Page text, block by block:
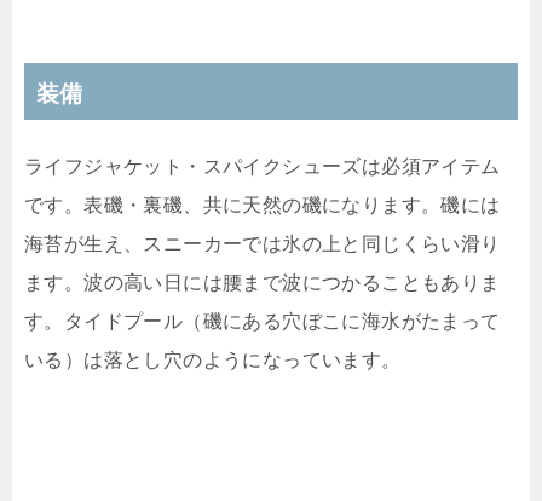
装備
ライフジャケット・スパイクシューズは必須アイテム
です。表磯・裏磯、共に天然の磯になります。磯には
海苔が生え、スニーカーでは氷の上と同じくらい滑り
ます。波の高い日には腰まで波につかることもありま
す。タイドプール（磯にある穴ぼこに海水がたまって
いる）は落とし穴のようになっています。